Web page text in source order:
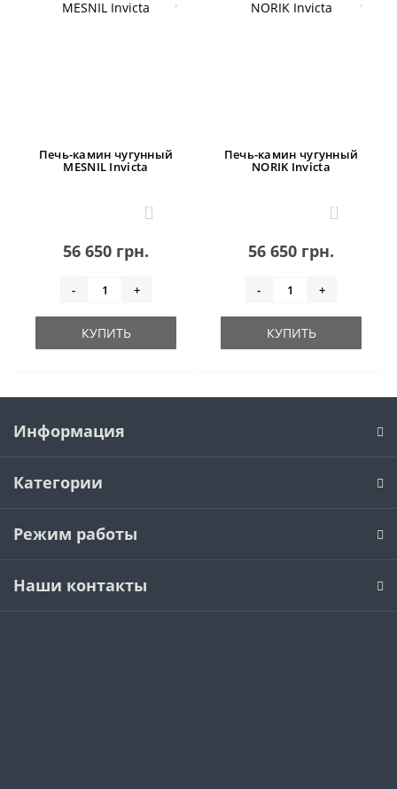
Печь-камин чугунный
MESNIL Invicta
0
56 650 грн.
- +
КУПИТЬ
Печь-камин чугунный
NORIK Invicta
1
56 650 грн.
- +
КУПИТЬ
Информация
Категории
Режим работы
Наши контакты